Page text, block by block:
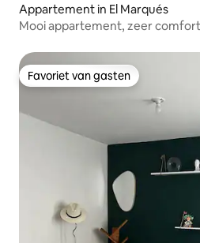
Appartement in El Marqués
Mooi appartement, zeer
Favoriet van gasten
Favoriet van gasten